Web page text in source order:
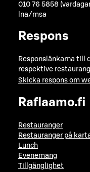
010 76 5858
lna/msa
Respons
Responslänkarna till
respektive
Skicka respons om
Raflaamo.fi
Restauranger
Restauranger på
Lunch
Evenemang
Tillgänglighet